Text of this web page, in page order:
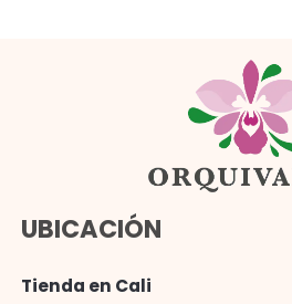
UBICACIÓN
Tienda en Cali